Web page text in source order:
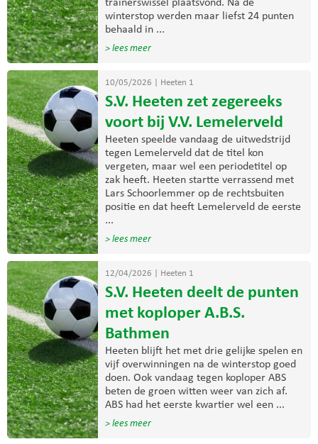
trainerswissel plaatsvond. Na de
winterstop werden maar liefst 24 punten
behaald in ...
> lees meer
10/05/2026 Heeten 1
S.V. Heeten zet zegereeks
voort bij V.V. Lemelerveld
Heeten speelde vandaag de uitwedstrijd
tegen Lemelerveld dat de titel kon
vergeten, maar wel een periodetitel op
zak heeft. Heeten startte verrassend met
Lars Schoorlemmer op de rechtsbuiten
positie en dat heeft Lemelerveld de eerste
...
> lees meer
12/04/2026 Heeten 1
S.V. Heeten deelt de punten
met koploper A.B.S.
Bathmen
Heeten blijft het met drie gelijke spelen en
vijf overwinningen na de winterstop goed
doen. Ook vandaag tegen koploper ABS
beten de groen witten weer van zich af.
ABS had het eerste kwartier wel een ...
> lees meer